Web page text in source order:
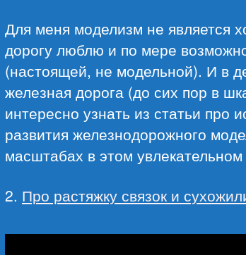
Для меня моделизм не является
дорогу люблю и по мере
(настоящей, не модельной). И в
железная дорога (до сих пор в
интересно узнать из статьи про
развития железнодорожного
масштабах в этом
2. Про растяжку связок и